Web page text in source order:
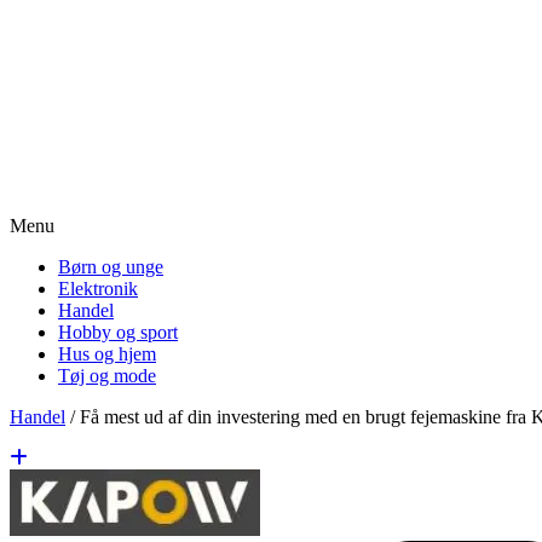
Menu
Børn og unge
Elektronik
Handel
Hobby og sport
Hus og hjem
Tøj og mode
Handel /Få mest ud af din investering med en brugt fejemaskine fra